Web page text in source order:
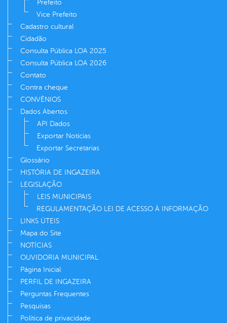
Prefeito
Vice Prefeito
Cadastro cultural
Cidadão
Consulta Pública LOA 2025
Consulta Pública LOA 2026
Contato
Contra cheque
CONVÊNIOS
Dados Abertos
API Dados
Exportar Notícias
Exportar Secretarias
Glossário
HISTÓRIA DE INGAZEIRA
LEGISLAÇÃO
LEIS MUNICIPAIS
REGULAMENTAÇÃO LEI DE ACESSO À INFORMAÇÃO
LINKS ÚTEIS
Mapa do Site
NOTÍCIAS
OUVIDORIA MUNICIPAL
Página Inicial
PERFIL DE INGAZEIRA
Perguntas Frequentes
Pesquisas
Política de privacidade